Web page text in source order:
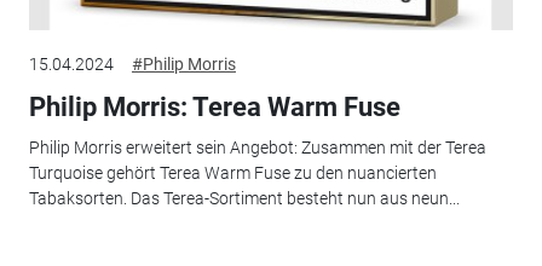
15.04.2024 #Philip Morris
Philip Morris: Terea Warm Fuse
Philip Morris erweitert sein Angebot: Zusammen mit der Terea
Turquoise gehört Terea Warm Fuse zu den nuancierten
Tabaksorten. Das Terea-Sortiment besteht nun aus neun...